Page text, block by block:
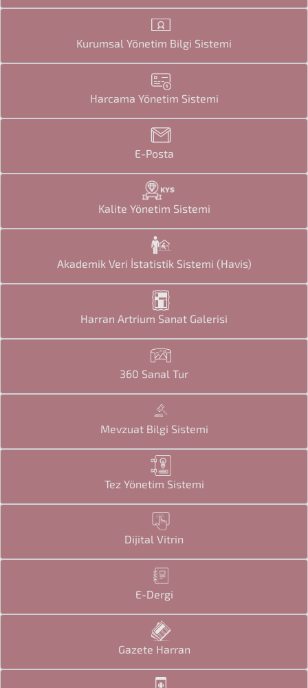
Kurumsal Yönetim Bilgi Sistemi
Harcama Yönetim Sistemi
E-Posta
Kalite Yönetim Sistemi
Akademik Veri İstatistik Sistemi (Havis)
Harran Artrium Sanat Galerisi
360 Sanal Tur
Mevzuat Bilgi Sistemi
Tez Yönetim Sistemi
Dijital Vitrin
E-Dergi
Gazete Harran